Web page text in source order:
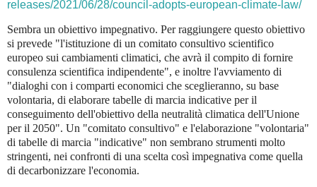
releases/2021/06/28/council-adopts-european-climate-law/
Sembra un obiettivo impegnativo. Per raggiungere questo obiettivo
si prevede "l'istituzione di un comitato consultivo scientifico
europeo sui cambiamenti climatici, che avrà il compito di fornire
consulenza scientifica indipendente", e inoltre l'avviamento di
"dialoghi con i comparti economici che sceglieranno, su base
volontaria, di elaborare tabelle di marcia indicative per il
conseguimento dell'obiettivo della neutralità climatica dell'Unione
per il 2050". Un "comitato consultivo" e l'elaborazione "volontaria"
di tabelle di marcia "indicative" non sembrano strumenti molto
stringenti, nei confronti di una scelta così impegnativa come quella
di decarbonizzare l'economia.